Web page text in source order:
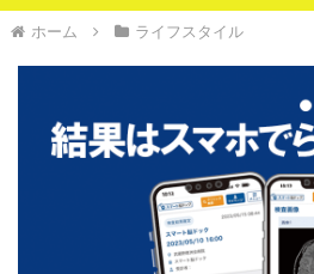
ホーム ライフスタイル